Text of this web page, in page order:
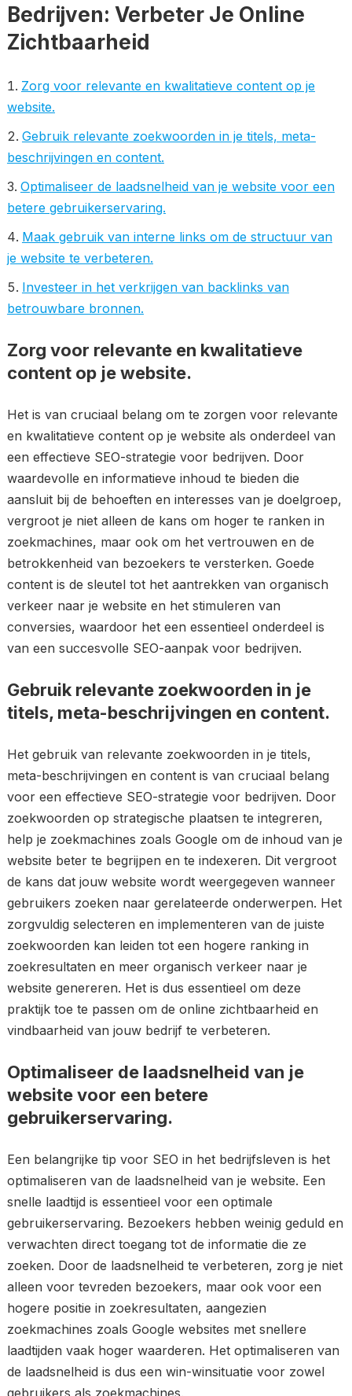
Bedrijven: Verbeter Je Online
Zichtbaarheid
Zorg voor relevante en kwalitatieve content op je
website.
Gebruik relevante zoekwoorden in je titels, meta-
beschrijvingen en content.
Optimaliseer de laadsnelheid van je website voor een
betere gebruikerservaring.
Maak gebruik van interne links om de structuur van
je website te verbeteren.
Investeer in het verkrijgen van backlinks van
betrouwbare bronnen.
Zorg voor relevante en kwalitatieve
content op je website.
Het is van cruciaal belang om te zorgen voor relevante
en kwalitatieve content op je website als onderdeel van
een effectieve SEO-strategie voor bedrijven. Door
waardevolle en informatieve inhoud te bieden die
aansluit bij de behoeften en interesses van je doelgroep,
vergroot je niet alleen de kans om hoger te ranken in
zoekmachines, maar ook om het vertrouwen en de
betrokkenheid van bezoekers te versterken. Goede
content is de sleutel tot het aantrekken van organisch
verkeer naar je website en het stimuleren van
conversies, waardoor het een essentieel onderdeel is
van een succesvolle SEO-aanpak voor bedrijven.
Gebruik relevante zoekwoorden in je
titels, meta-beschrijvingen en content.
Het gebruik van relevante zoekwoorden in je titels,
meta-beschrijvingen en content is van cruciaal belang
voor een effectieve SEO-strategie voor bedrijven. Door
zoekwoorden op strategische plaatsen te integreren,
help je zoekmachines zoals Google om de inhoud van je
website beter te begrijpen en te indexeren. Dit vergroot
de kans dat jouw website wordt weergegeven wanneer
gebruikers zoeken naar gerelateerde onderwerpen. Het
zorgvuldig selecteren en implementeren van de juiste
zoekwoorden kan leiden tot een hogere ranking in
zoekresultaten en meer organisch verkeer naar je
website genereren. Het is dus essentieel om deze
praktijk toe te passen om de online zichtbaarheid en
vindbaarheid van jouw bedrijf te verbeteren.
Optimaliseer de laadsnelheid van je
website voor een betere
gebruikerservaring.
Een belangrijke tip voor SEO in het bedrijfsleven is het
optimaliseren van de laadsnelheid van je website. Een
snelle laadtijd is essentieel voor een optimale
gebruikerservaring. Bezoekers hebben weinig geduld en
verwachten direct toegang tot de informatie die ze
zoeken. Door de laadsnelheid te verbeteren, zorg je niet
alleen voor tevreden bezoekers, maar ook voor een
hogere positie in zoekresultaten, aangezien
zoekmachines zoals Google websites met snellere
laadtijden vaak hoger waarderen. Het optimaliseren van
de laadsnelheid is dus een win-winsituatie voor zowel
gebruikers als zoekmachines.